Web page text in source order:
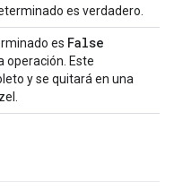
es verdadero.
es False
operación. Este
y se quitará en una